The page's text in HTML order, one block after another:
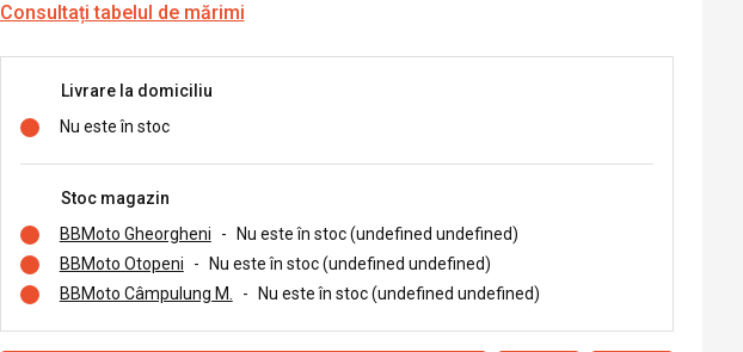
Consultați tabelul de mărimi
Livrare la domiciliu
Nu este în stoc
Stoc magazin
BBMoto Gheorgheni
-
Nu este în stoc (undefined undefined)
BBMoto Otopeni
-
Nu este în stoc (undefined undefined)
BBMoto Câmpulung M.
- Nu este în stoc (undefined undefined)